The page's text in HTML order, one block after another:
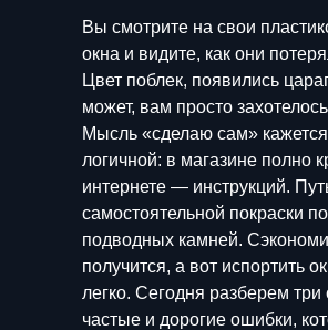
Вы смотрите на свои
окна и видите, как они
Цвет поблек, появились
может, вам просто
Мысль «сделаю сам» кажется
логичной: в магазине полно
интернете — инструкций.
самостоятельной покраски
подводных камней.
получится, а вот испортить
легко. Сегодня разберем
частые и дорогие ошибки,